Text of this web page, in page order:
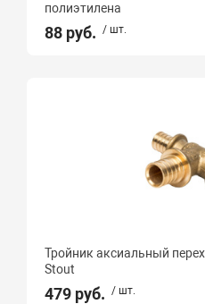
полиэтилена
88 руб. / шт.
Тройник аксиальный
Stout
479 руб. / шт.